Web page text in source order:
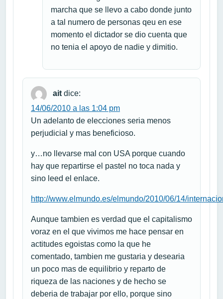
marcha que se llevo a cabo donde junto
a tal numero de personas qeu en ese
momento el dictador se dio cuenta que
no tenia el apoyo de nadie y dimitio.
ait dice:
14/06/2010 a las 1:04 pm
Un adelanto de elecciones seria menos
perjudicial y mas beneficioso.
y…no llevarse mal con USA porque cuando
hay que repartirse el pastel no toca nada y
sino leed el enlace.
http://www.elmundo.es/elmundo/2010/06/14/
Aunque tambien es verdad que el capitalismo
voraz en el que vivimos me hace pensar en
actitudes egoistas como la que he
comentado, tambien me gustaria y desearia
un poco mas de equilibrio y reparto de
riqueza de las naciones y de hecho se
deberia de trabajar por ello, porque sino